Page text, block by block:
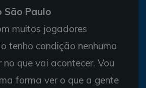
São Paulo
muitos jogadores
tenho condição nenhuma
no que vai acontecer. Vou
forma ver o que a gente